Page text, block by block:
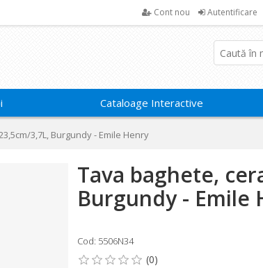
Cont nou Autentificare
Cataloage Interactive
3,7L, Burgundy - Emile Henry
Tava baghete,
Burgundy - Emile
Cod: 5506N34